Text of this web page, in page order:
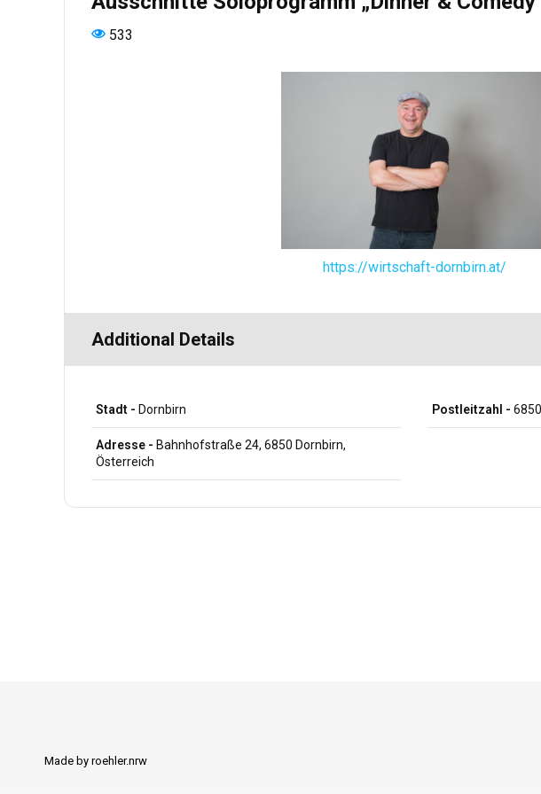
533
https://wirtschaft-dornbirn.at/
Additional Details
Stadt - Dornbirn Postleitzahl - 6850
Adresse - Bahnhofstraße 24, 6850 Dornbirn,
Österreich
Made by roehler.nrw